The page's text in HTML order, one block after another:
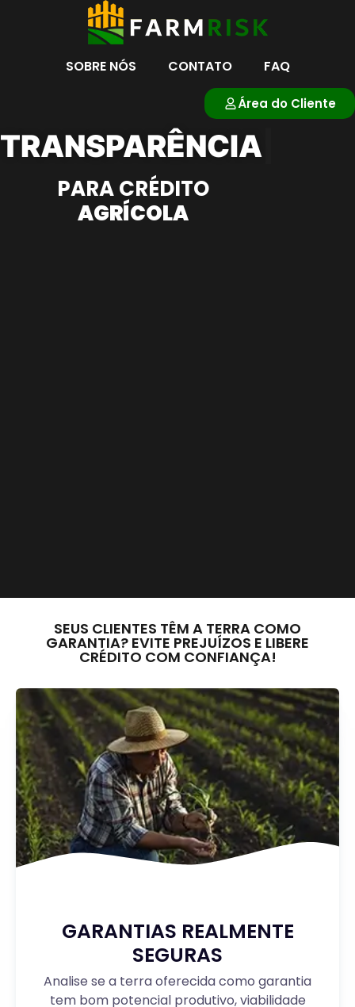
SOBRE NÓS CONTATO FAQ
Área do Cliente
SOLUÇÕ|
PARA CRÉDITO
AGRÍCOLA
SEUS CLIENTES TÊM A TERRA COMO
GARANTIA? EVITE PREJUÍZOS E LIBERE
CRÉDITO COM CONFIANÇA!
GARANTIAS REALMENTE
SEGURAS
Analise se a terra oferecida como garantia
tem bom potencial produtivo, viabilidade